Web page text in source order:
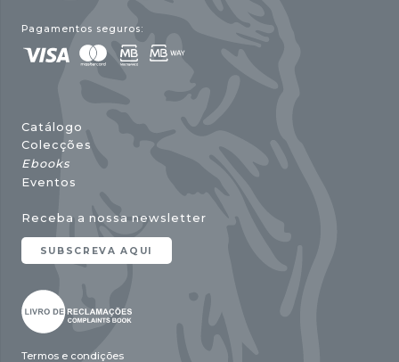
Pagamentos seguros:
Catálogo
Colecções
Ebooks
Eventos
Receba a nossa newsletter
SUBSCREVA AQUI
Termos e condições